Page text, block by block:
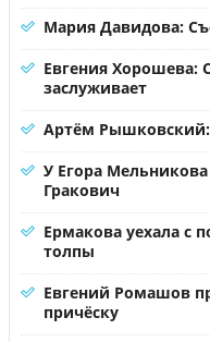
Мария Давидова:
Евгения Хорошева:
заслуживает
Артём
У Егора
Гракович
Ермакова уехала с
толпы
Евгений Ромашов
причёску